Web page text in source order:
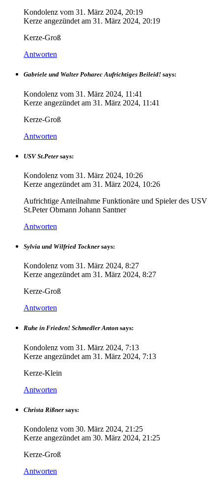
Kondolenz vom 31. März 2024, 20:19
Kerze angezündet am 31. März 2024, 20:19
Kerze-Groß
Antworten
Gabriele und Walter Poharec Aufrichtiges Beileid! says:
Kondolenz vom 31. März 2024, 11:41
Kerze angezündet am 31. März 2024, 11:41
Kerze-Groß
Antworten
USV St.Peter says:
Kondolenz vom 31. März 2024, 10:26
Kerze angezündet am 31. März 2024, 10:26
Aufrichtige Anteilnahme Funktionäre und Spieler des USV
St.Peter Obmann Johann Santner
Antworten
Sylvia und Wilfried Tockner says:
Kondolenz vom 31. März 2024, 8:27
Kerze angezündet am 31. März 2024, 8:27
Kerze-Groß
Antworten
Ruhe in Frieden! Schmedler Anton says:
Kondolenz vom 31. März 2024, 7:13
Kerze angezündet am 31. März 2024, 7:13
Kerze-Klein
Antworten
Christa Rißner says:
Kondolenz vom 30. März 2024, 21:25
Kerze angezündet am 30. März 2024, 21:25
Kerze-Groß
Antworten